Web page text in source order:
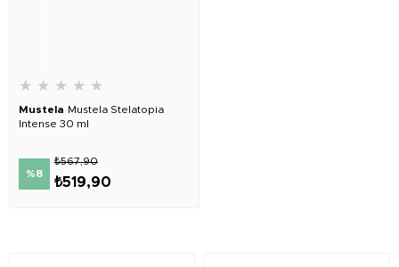
★ ★ ★ ★ ★
Mustela Mustela Stelatopia
Intense 30 ml
%8
₺519,90
₺567,90